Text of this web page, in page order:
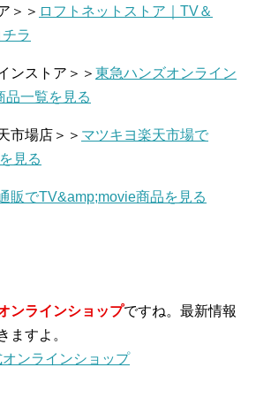
＞＞ ロフトネットストア｜TV＆
ラ
ンストア＞＞ 東急ハンズオンライン
品一覧を見る
市場店＞＞ マツキヨ楽天市場で
見る
販でTV&amp;movie商品を見る
ンラインショップですね。最新情報
ますよ。
ンラインショップ